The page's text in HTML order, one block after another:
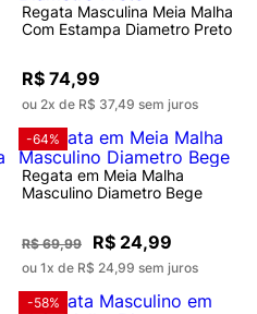
Regata Masculina Meia Malha
Com Estampa Diametro Preto
R$ 74,99
ou 2x de R$ 37,49 sem juros
-64%
Regata em Meia Malha
Masculino Diametro Bege
R$ 69,99 R$ 24,99
ou 1x de R$ 24,99 sem juros
-58%